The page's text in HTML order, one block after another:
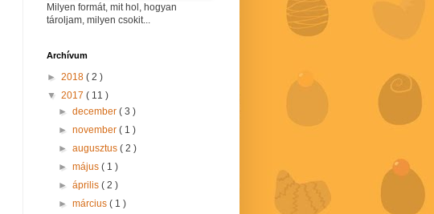
Milyen formát, mit hol, hogyan
tároljam, milyen csokit...
Archívum
► 2018 ( 2 )
▼ 2017 ( 11 )
►december( 3 )
►november( 1 )
►augusztus( 2 )
►május( 1 )
►április( 2 )
►március( 1 )